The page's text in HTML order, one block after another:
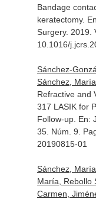
Bandage
keratectomy.
Surgery. 2019.
10.1016/
Sánchez-
Sánchez,
Refractive and
317 LASIK for
Follow-up. En:
35. Núm. 9.
20190815-01
Sánchez,
María, Rebollo
Carmen,